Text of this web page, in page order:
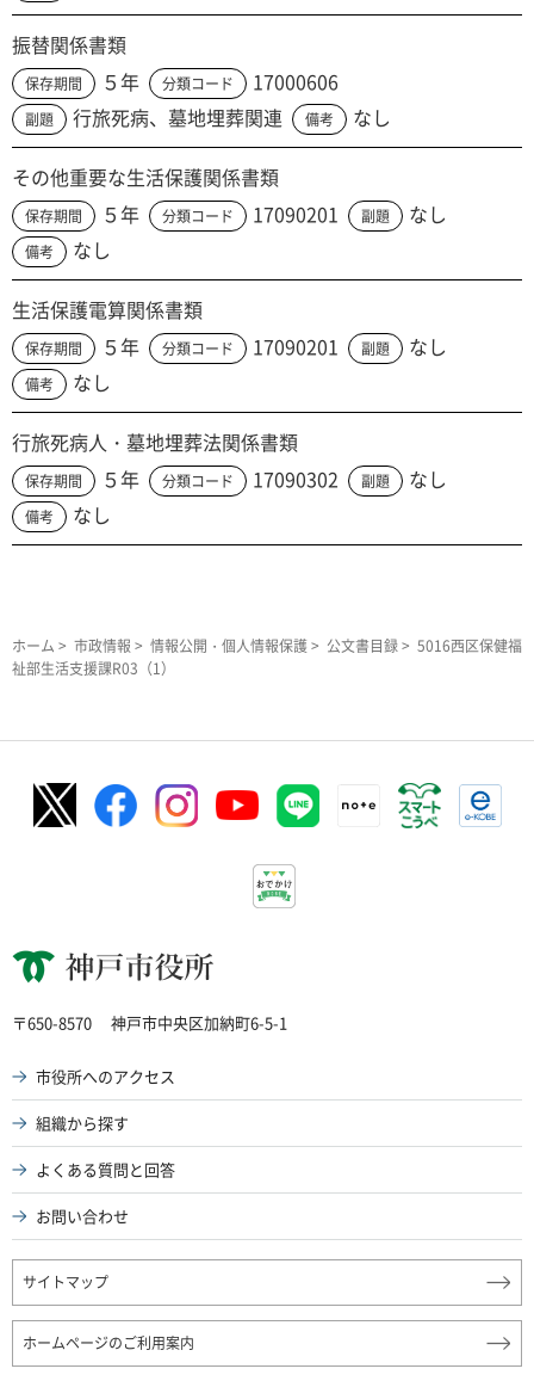
振替関係書類
保存期間 ５年 分類コード 17000606
副題 行旅死病、墓地埋葬関連 備考 なし
その他重要な生活保護関係書類
保存期間 ５年 分類コード 17090201 副題 なし
備考 なし
生活保護電算関係書類
保存期間 ５年 分類コード 17090201 副題 なし
備考 なし
行旅死病人・墓地埋葬法関係書類
保存期間 ５年 分類コード 17090302 副題 なし
備考 なし
ホーム > 市政情報 > 情報公開・個人情報保護> 公文書目録> 5016西区保健福
祉部生活支援課R03（1）
神戸市役所
〒650-8570 神戸市中央区加納町6-5-1
市役所へのアクセス
組織から探す
よくある質問と回答
お問い合わせ
サイトマップ
ホームページのご利用案内